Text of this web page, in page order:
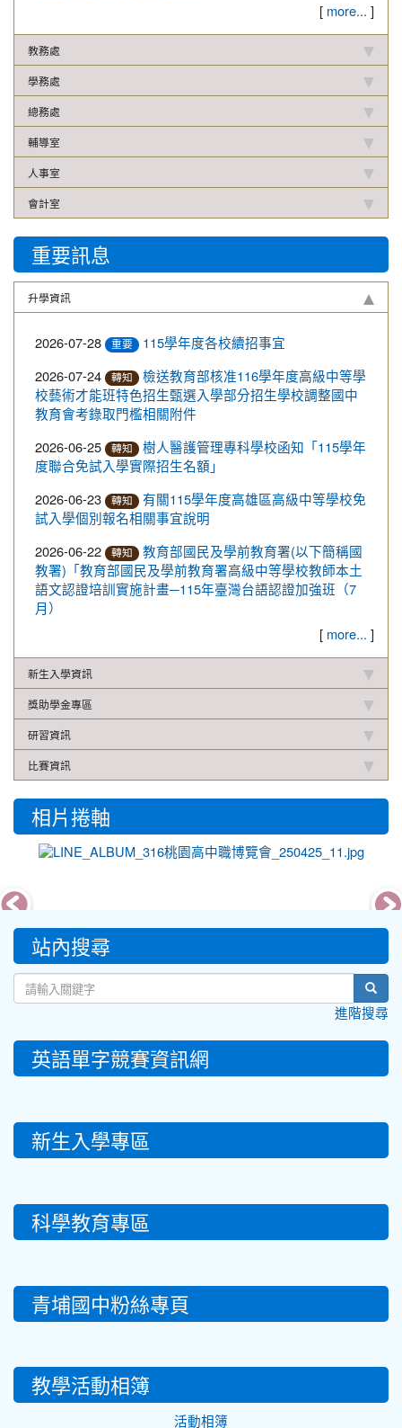
[ more... ]
教務處
學務處
總務處
輔導室
人事室
會計室
重要訊息
升學資訊
2026-07-28 重要 115學年度各校續招事宜
2026-07-24 轉知
檢送教育部核准116學年度高級中等學
校藝術才能班特色招生甄選入學部分招生學校調整國中
教育會考錄取門檻相關附件
2026-06-25 轉知
樹人醫護管理專科學校函知「115學年
度聯合免試入學實際招生名額」
2026-06-23 轉知
有關115學年度高雄區高級中等學校免
試入學個別報名相關事宜說明
2026-06-22 轉知
教育部國民及學前教育署(以下簡稱國
教署)「教育部國民及學前教育署高級中等學校教師本土
語文認證培訓實施計畫─115年臺灣台語認證加強班（7
月）
[ more... ]
新生入學資訊
獎助學金專區
研習資訊
比賽資訊
相片捲軸
::: 站內搜尋
進階搜尋
英語單字競賽資訊網
新生入學專區
科學教育專區
青埔國中粉絲專頁
教學活動相簿
活動相簿